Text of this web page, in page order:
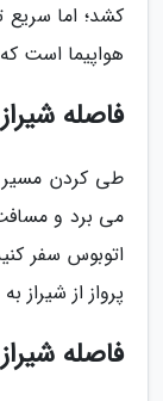
کشد؛ اما
هواپیما است که 1 ساعت زمان می برد.
فاصله شیراز
پرواز از شیراز به لار نیز 1
فاصله